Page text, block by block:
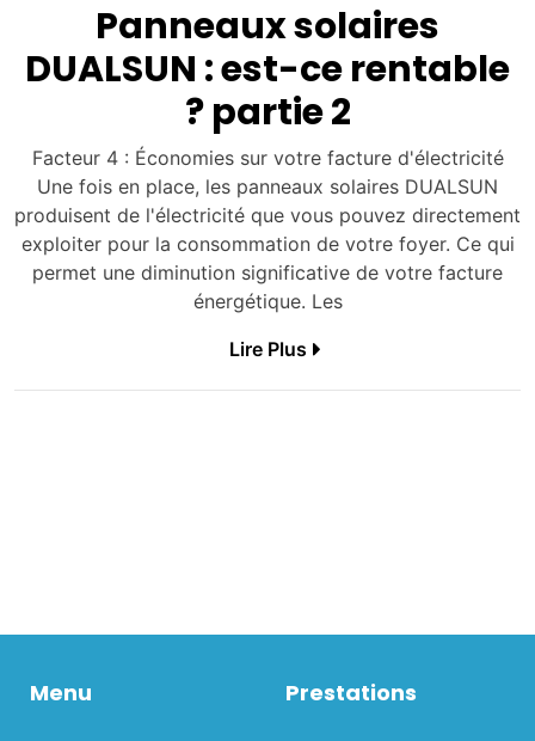
Panneaux solaires
DUALSUN : est-ce rentable
? partie 2
Facteur 4 : Économies sur votre facture d'électricité
Une fois en place, les panneaux solaires DUALSUN
produisent de l'électricité que vous pouvez directement
exploiter pour la consommation de votre foyer. Ce qui
permet une diminution significative de votre facture
énergétique. Les
Lire Plus
Menu Prestations